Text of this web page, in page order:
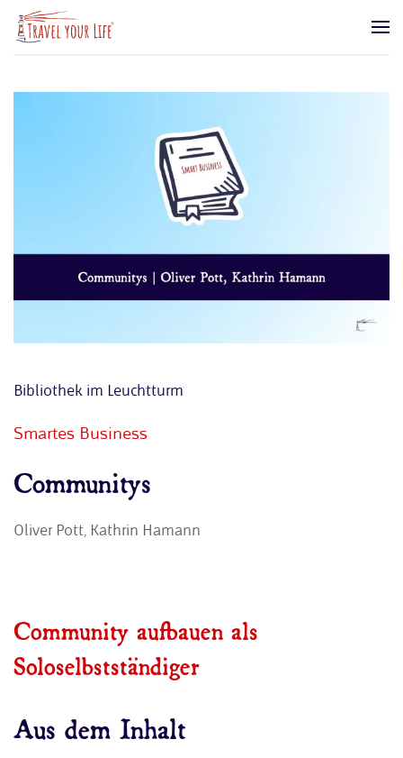
Bibliothek im Leuchtturm
Smartes Business
Communitys
Oliver Pott, Kathrin Hamann
Community aufbauen als
Soloselbstständiger
Aus dem Inhalt